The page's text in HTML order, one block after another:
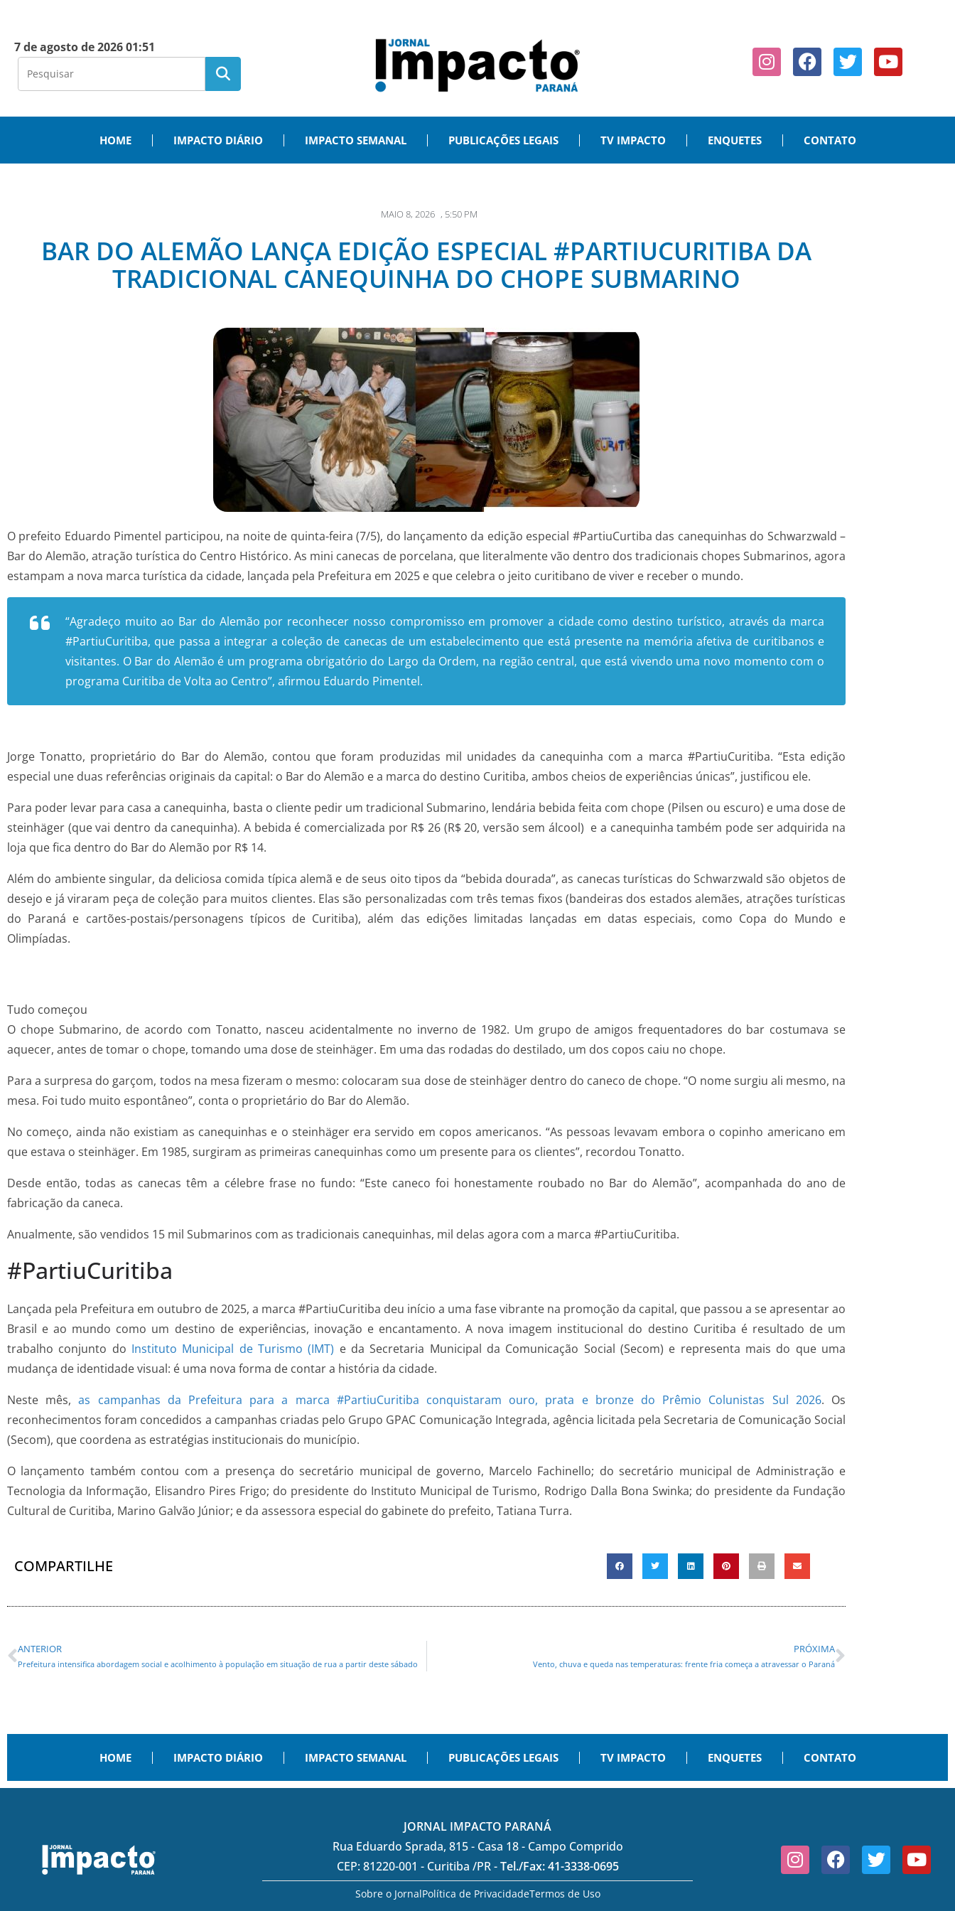
7 de agosto de 2026 01:51
HOME IMPACTO DIÁRIO IMPACTO SEMANAL PUBLICAÇÕES LEGAIS TV IMPACTO ENQUETES CONTATO
MAIO 8, 2026 , 5:50 PM
BAR DO ALEMÃO LANÇA EDIÇÃO ESPECIAL #PARTIUCURITIBA DA
TRADICIONAL CANEQUINHA DO CHOPE SUBMARINO
O prefeito Eduardo Pimentel participou, na noite de quinta-feira (7/5), do lançamento da edição especial #PartiuCurtiba das canequinhas do Schwarzwald –
Bar do Alemão, atração turística do Centro Histórico. As mini canecas de porcelana, que literalmente vão dentro dos tradicionais chopes Submarinos, agora
estampam a nova marca turística da cidade, lançada pela Prefeitura em 2025 e que celebra o jeito curitibano de viver e receber o mundo.
“Agradeço muito ao Bar do Alemão por reconhecer nosso compromisso em promover a cidade como destino turístico, através da marca
#PartiuCuritiba, que passa a integrar a coleção de canecas de um estabelecimento que está presente na memória afetiva de curitibanos e
visitantes. O Bar do Alemão é um programa obrigatório do Largo da Ordem, na região central, que está vivendo uma novo momento com o
programa Curitiba de Volta ao Centro”, afirmou Eduardo Pimentel.
Jorge Tonatto, proprietário do Bar do Alemão, contou que foram produzidas mil unidades da canequinha com a marca #PartiuCuritiba. “Esta edição
especial une duas referências originais da capital: o Bar do Alemão e a marca do destino Curitiba, ambos cheios de experiências únicas”, justificou ele.
Para poder levar para casa a canequinha, basta o cliente pedir um tradicional Submarino, lendária bebida feita com chope (Pilsen ou escuro) e uma dose de
steinhäger (que vai dentro da canequinha). A bebida é comercializada por R$ 26 (R$ 20, versão sem álcool) e a canequinha também pode ser adquirida na
loja que fica dentro do Bar do Alemão por R$ 14.
Além do ambiente singular, da deliciosa comida típica alemã e de seus oito tipos da “bebida dourada”, as canecas turísticas do Schwarzwald são objetos de
desejo e já viraram peça de coleção para muitos clientes. Elas são personalizadas com três temas fixos (bandeiras dos estados alemães, atrações turísticas
do Paraná e cartões-postais/personagens típicos de Curitiba), além das edições limitadas lançadas em datas especiais, como Copa do Mundo e
Olimpíadas.
Tudo começou
O chope Submarino, de acordo com Tonatto, nasceu acidentalmente no inverno de 1982. Um grupo de amigos frequentadores do bar costumava se
aquecer, antes de tomar o chope, tomando uma dose de steinhäger. Em uma das rodadas do destilado, um dos copos caiu no chope.
Para a surpresa do garçom, todos na mesa fizeram o mesmo: colocaram sua dose de steinhäger dentro do caneco de chope. “O nome surgiu ali mesmo, na
mesa. Foi tudo muito espontâneo”, conta o proprietário do Bar do Alemão.
No começo, ainda não existiam as canequinhas e o steinhäger era servido em copos americanos. “As pessoas levavam embora o copinho americano em
que estava o steinhäger. Em 1985, surgiram as primeiras canequinhas como um presente para os clientes”, recordou Tonatto.
Desde então, todas as canecas têm a célebre frase no fundo: “Este caneco foi honestamente roubado no Bar do Alemão”, acompanhada do ano de
fabricação da caneca.
Anualmente, são vendidos 15 mil Submarinos com as tradicionais canequinhas, mil delas agora com a marca #PartiuCuritiba.
#PartiuCuritiba
Lançada pela Prefeitura em outubro de 2025, a marca #PartiuCuritiba deu início a uma fase vibrante na promoção da capital, que passou a se apresentar ao
Brasil e ao mundo como um destino de experiências, inovação e encantamento. A nova imagem institucional do destino Curitiba é resultado de um
trabalho conjunto do Instituto Municipal de Turismo (IMT) e da Secretaria Municipal da Comunicação Social (Secom) e representa mais do que uma
mudança de identidade visual: é uma nova forma de contar a história da cidade.
Neste mês,as campanhas da Prefeitura para a marca #PartiuCuritiba conquistaram ouro, prata e bronze do Prêmio Colunistas Sul 2026. Os
reconhecimentos foram concedidos a campanhas criadas pelo Grupo GPAC Comunicação Integrada, agência licitada pela Secretaria de Comunicação Social
(Secom), que coordena as estratégias institucionais do município.
O lançamento também contou com a presença do secretário municipal de governo, Marcelo Fachinello; do secretário municipal de Administração e
Tecnologia da Informação, Elisandro Pires Frigo; do presidente do Instituto Municipal de Turismo, Rodrigo Dalla Bona Swinka; do presidente da Fundação
Cultural de Curitiba, Marino Galvão Júnior; e da assessora especial do gabinete do prefeito, Tatiana Turra.
COMPARTILHE
ANTERIOR
Prefeitura intensifica abordagem social e acolhimento à população em situação de rua a partir deste sábado
PRÓXIMA
Vento, chuva e queda nas temperaturas: frente fria começa a atravessar o Paraná
HOME IMPACTO DIÁRIO IMPACTO SEMANAL PUBLICAÇÕES LEGAIS TV IMPACTO ENQUETES CONTATO
JORNAL IMPACTO PARANÁ
Rua Eduardo Sprada, 815 - Casa 18 - Campo Comprido
CEP: 81220-001 - Curitiba /PR -Tel./Fax: 41-3338-0695
Sobre o JornalPolítica de PrivacidadeTermos de Uso